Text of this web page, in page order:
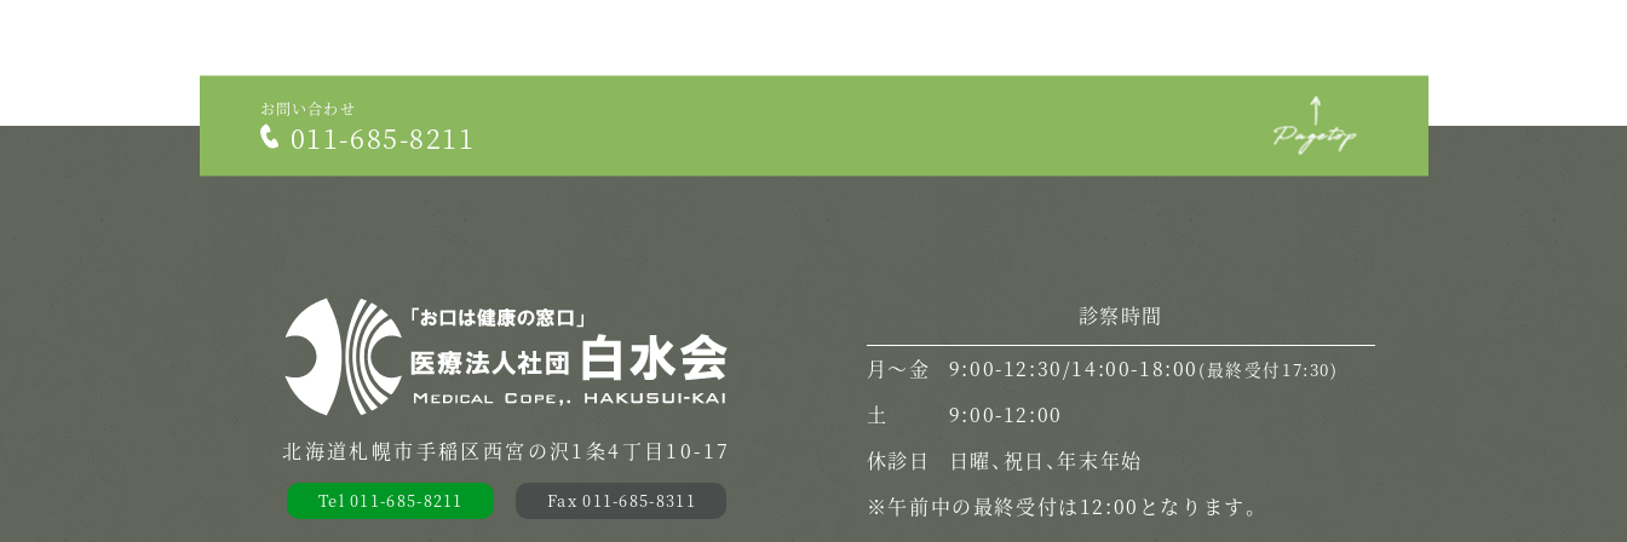
お問い合わせ
011-685-8211
北海道札幌市手稲区西宮の沢1条4丁目10-17
Tel 011-685-8211 Fax 011-685-8311
診察時間
月〜金
9:00-12:30/14:00-18:00 (最終受付17:30)
土
9:00-12:00
休診日
日曜、祝日、年末年始
※午前中の最終受付は12:00となります。